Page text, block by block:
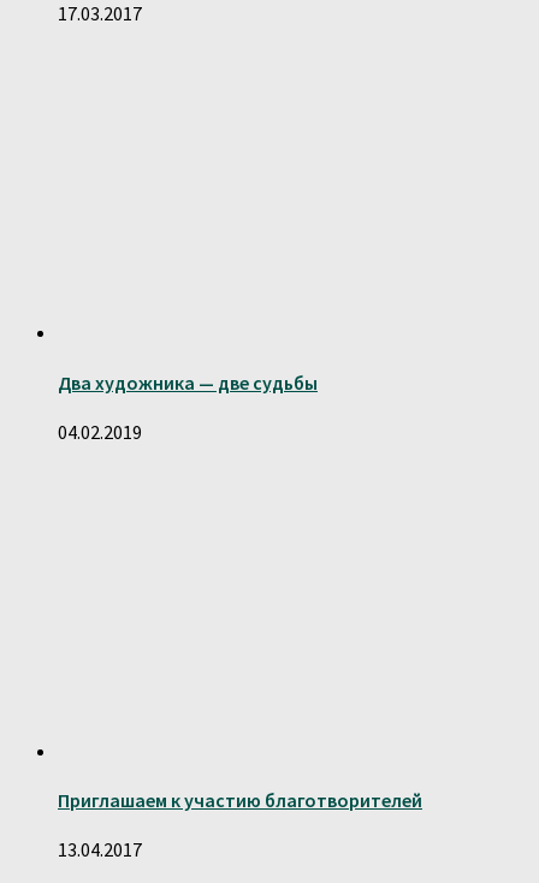
17.03.2017
Два художника — две судьбы
04.02.2019
Приглашаем к участию благотворителей
13.04.2017